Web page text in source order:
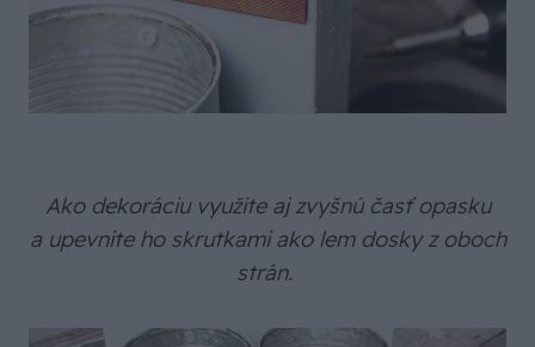
Ako dekoráciu využite aj zvyšnú časť opasku
a upevnite ho skrutkami ako lem dosky z oboch
strán.